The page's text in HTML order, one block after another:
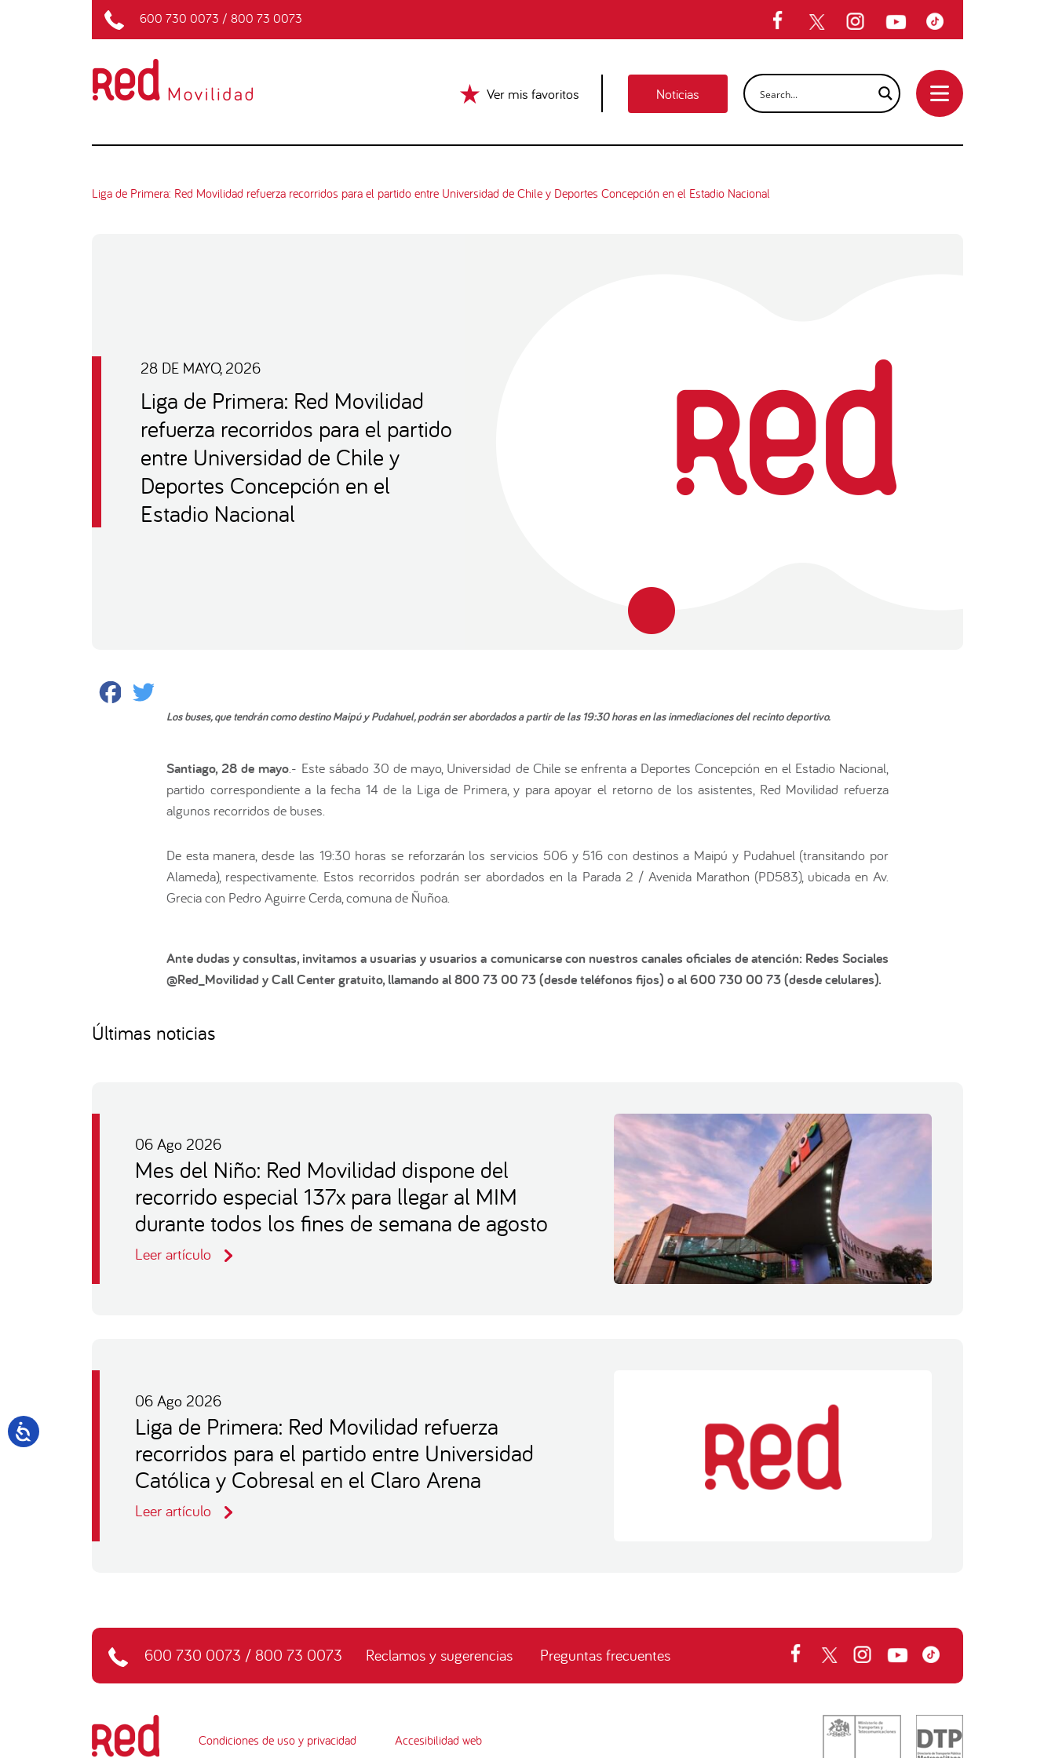
600 730 0073 / 800 73 0073
Ver mis favoritos Noticias
Liga de Primera: Red Movilidad refuerza recorridos para el partido entre Universidad de Chile y Deportes Concepción en el Estadio Nacional
28 DE MAYO, 2026
Liga de Primera: Red Movilidad
refuerza recorridos para el partido
entre Universidad de Chile y
Deportes Concepción en el
Estadio Nacional
Facebook
Los buses, que tendrán como destino Maipú y Pudahuel, podrán ser abordados a partir de las 19:30 horas en las inmediaciones del recinto deportivo.
Santiago, 28 de mayo.- Este sábado 30 de mayo, Universidad de Chile se enfrenta a Deportes Concepción en el Estadio Nacional,
partido correspondiente a la fecha 14 de la Liga de Primera, y para apoyar el retorno de los asistentes, Red Movilidad refuerza
algunos recorridos de buses.
De esta manera, desde las 19:30 horas se reforzarán los servicios 506 y 516 con destinos a Maipú y Pudahuel (transitando por
Alameda), respectivamente. Estos recorridos podrán ser abordados en la Parada 2 / Avenida Marathon (PD583), ubicada en Av.
Grecia con Pedro Aguirre Cerda, comuna de Ñuñoa.
Ante dudas y consultas, invitamos a usuarias y usuarios a comunicarse con nuestros canales oficiales de atención: Redes Sociales
@Red_Movilidad y Call Center gratuito, llamando al 800 73 00 73 (desde teléfonos fijos) o al 600 730 00 73 (desde celulares).
Últimas noticias
06 Ago 2026
Mes del Niño: Red Movilidad dispone del
recorrido especial 137x para llegar al MIM
durante todos los fines de semana de agosto
Leer artículo
06 Ago 2026
Liga de Primera: Red Movilidad refuerza
recorridos para el partido entre Universidad
Católica y Cobresal en el Claro Arena
Leer artículo
600 730 0073 / 800 73 0073 Reclamos y sugerencias Preguntas frecuentes
Condiciones de uso y privacidad Accesibilidad web